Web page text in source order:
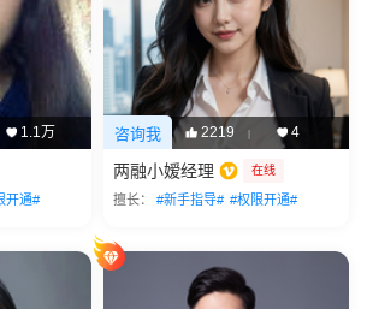
1.1万
开通#
咨询我 2219 | 4
两融小嫒经理 在线
擅长： #新手指导# #权限开通#